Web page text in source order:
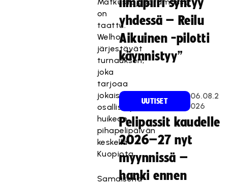
on
taattu.
Welhot
järjestävät
turnauksen,
joka
tarjoaa
jokaiselle
osallistujalle
huikean
pihapelipäivän
keskellä
Kuopiota.
Samaisena
ilmapiiri syntyy
yhdessä – Reilu
Aikuinen -pilotti
käynnistyy”
UUTISET
06.08.2
026
Pelipassit kaudelle
2026–27 nyt
myynnissä –
hanki ennen